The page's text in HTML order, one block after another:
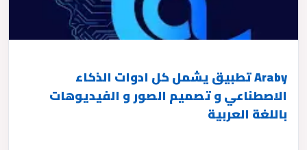
Araby تطبيق يشمل كل ادوات الذكاء
الاصطناعي و تصميم الصور و الفيديوهات
باللغة العربية